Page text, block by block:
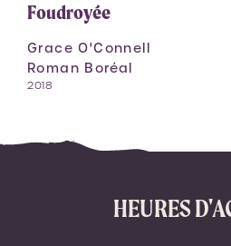
Foudroyée
Grace O'Connell
Roman Boréal
2018
HEURES